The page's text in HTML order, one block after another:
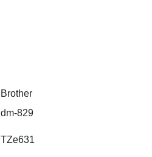
Brother
dm-829
TZe631